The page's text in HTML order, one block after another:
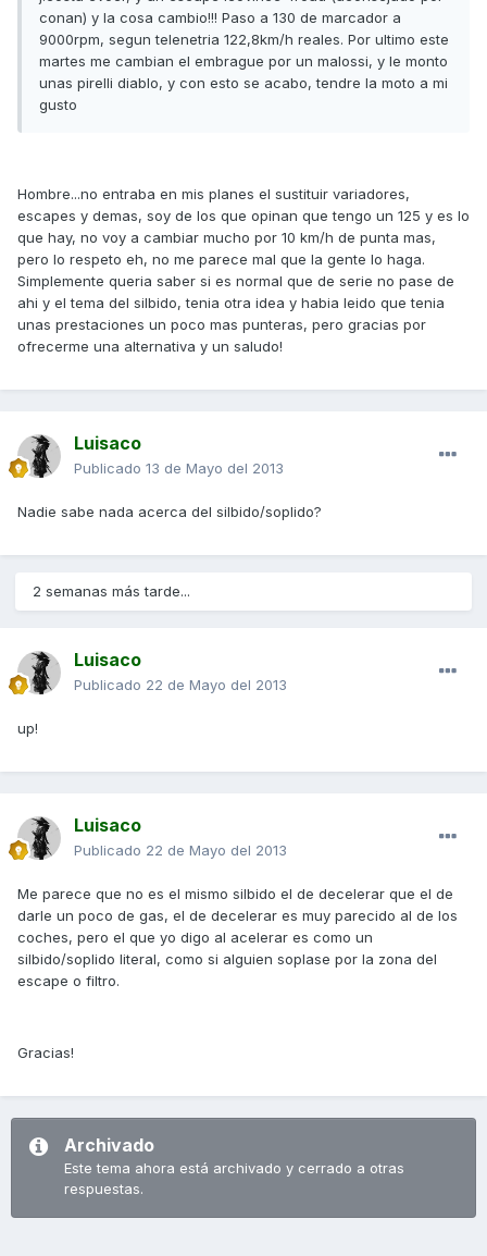
conan) y la cosa cambio!!! Paso a 130 de marcador a
9000rpm, segun telenetria 122,8km/h reales. Por ultimo este
martes me cambian el embrague por un malossi, y le monto
unas pirelli diablo, y con esto se acabo, tendre la moto a mi
gusto
Hombre...no entraba en mis planes el sustituir variadores,
escapes y demas, soy de los que opinan que tengo un 125 y es lo
que hay, no voy a cambiar mucho por 10 km/h de punta mas,
pero lo respeto eh, no me parece mal que la gente lo haga.
Simplemente queria saber si es normal que de serie no pase de
ahi y el tema del silbido, tenia otra idea y habia leido que tenia
unas prestaciones un poco mas punteras, pero gracias por
ofrecerme una alternativa y un saludo!
Luisaco
Publicado 13 de Mayo del 2013
Nadie sabe nada acerca del silbido/soplido?
2 semanas más tarde...
Luisaco
Publicado 22 de Mayo del 2013
up!
Luisaco
Publicado 22 de Mayo del 2013
Me parece que no es el mismo silbido el de decelerar que el de
darle un poco de gas, el de decelerar es muy parecido al de los
coches, pero el que yo digo al acelerar es como un
silbido/soplido literal, como si alguien soplase por la zona del
escape o filtro.
Gracias!
Archivado
Este tema ahora está archivado y cerrado a otras
respuestas.